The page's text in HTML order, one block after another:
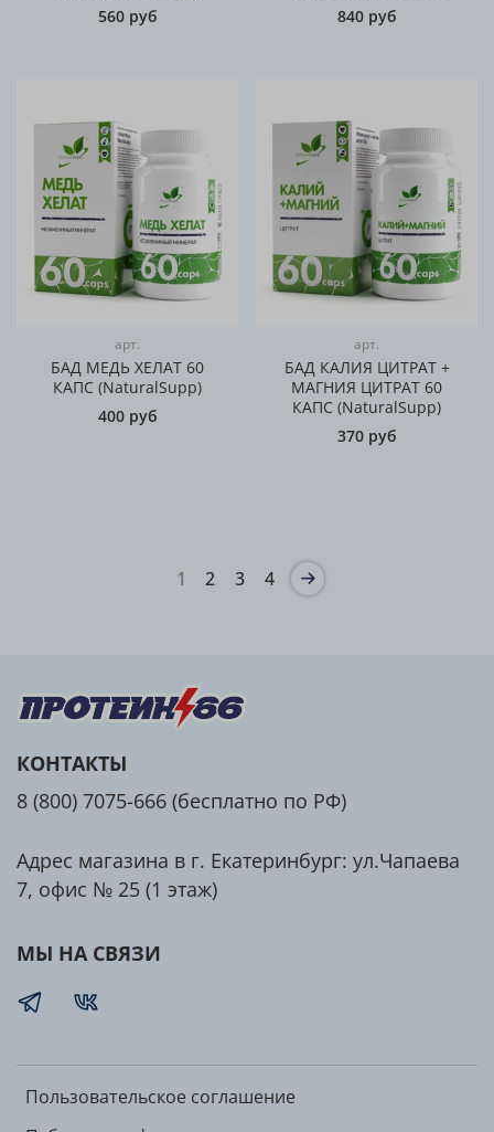
560 руб
840 руб
арт.
БАД МЕДЬ ХЕЛАТ 60
КАПС (NaturalSupp)
400 руб
арт.
БАД КАЛИЯ ЦИТРАТ +
МАГНИЯ ЦИТРАТ 60
КАПС (NaturalSupp)
370 руб
1 2 3 4
Пользовательское соглашение
КОНТАКТЫ
8 (800) 7075-666 (бесплатно по РФ)
Адрес магазина в г. Екатеринбург: ул.Чапаева
7, офис № 25 (1 этаж)
МЫ НА СВЯЗИ